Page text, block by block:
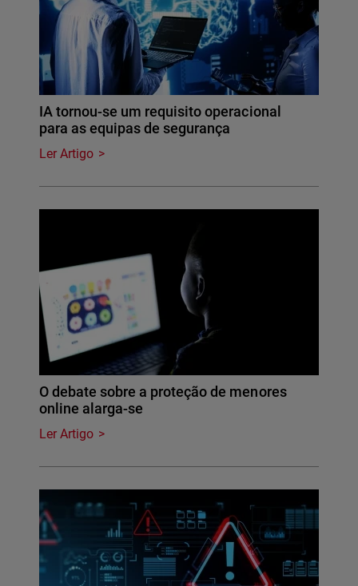
IA tornou-se um requisito operacional
para as equipas de segurança
Ler Artigo
O debate sobre a proteção de menores
online alarga-se
Ler Artigo